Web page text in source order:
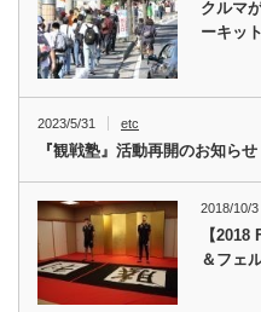
クルマ
ーキッ
2023/5/31 etc
『観戦塾』活動再開のお知らせ
2018/10/3
【
＆フェ